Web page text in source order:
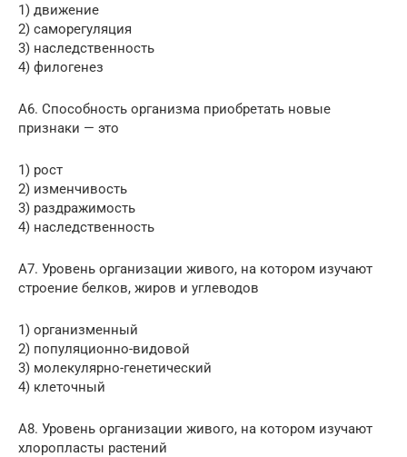
1) движение
2) саморегуляция
3) наследственность
4) филогенез
А6. Способность организма приобретать новые
признаки — это
1) рост
2) изменчивость
3) раздражимость
4) наследственность
А7. Уровень организации живого, на котором изучают
строение белков, жиров и углеводов
1) организменный
2) популяционно-видовой
3) молекулярно-генетический
4) клеточный
А8. Уровень организации живого, на котором изучают
хлоропласты растений